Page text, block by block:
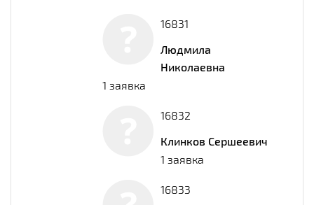
16831
Людмила
Николаевна
1 заявка
16832
Клинков Сершеевич
1 заявка
16833